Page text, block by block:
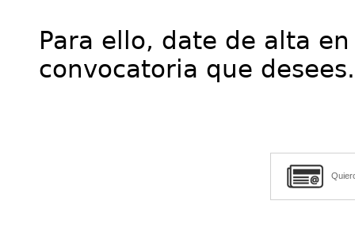
Para ello, date de alta
convocatoria que desees.